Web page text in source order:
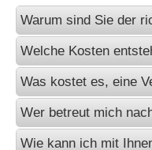
Warum sind Sie der
Als
Einfirmenvertreter, nicht
verschafft Ihnen die
ich kann Ihnen einen
und Produkte
Welche Kosten
Die Beratung sowie
keinerlei Verpflichtungen
Was kostet es, eine
Meine Beratung, sowie
Mehrkosten verbunden.
Wer betreut mich
Mein Service geht über
Wie kann ich mit